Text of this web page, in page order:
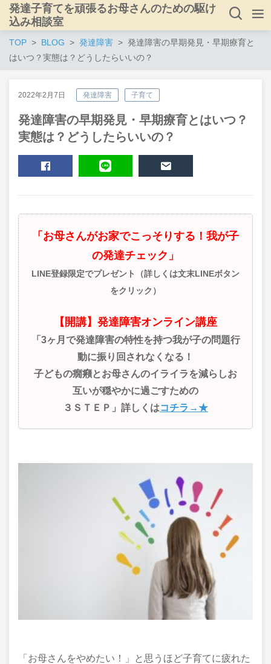
発達子育てを頑張るお母さんのための駆け
込み相談室
TOP BLOG 発達障害
発達障害の早期発見・早期療育と
はいつ？実態は？どうしたらいいの？
2022年2月7日 発達障害 子育て
発達障害の早期発見・早期療育とはいつ？
実態は？どうしたらいいの？
「お母さんがお家でこっそりする！我が子
の発達チェック」
LINE登録限定でプレゼント（詳しくは文末LINEボタン
をクリック）
【開講】発達障害オンライン講座
「3ヶ月で発達障害の特性を持つ我が子の問題行
動に振り回されなくなる！
子どもの癇癪とお母さんのイライラを減らしお
互いが穏やかに過ごすための
３ＳＴＥＰ」詳しくはコチラ→★
「お母さんをやめたい！」と思うほど子育てに疲れた